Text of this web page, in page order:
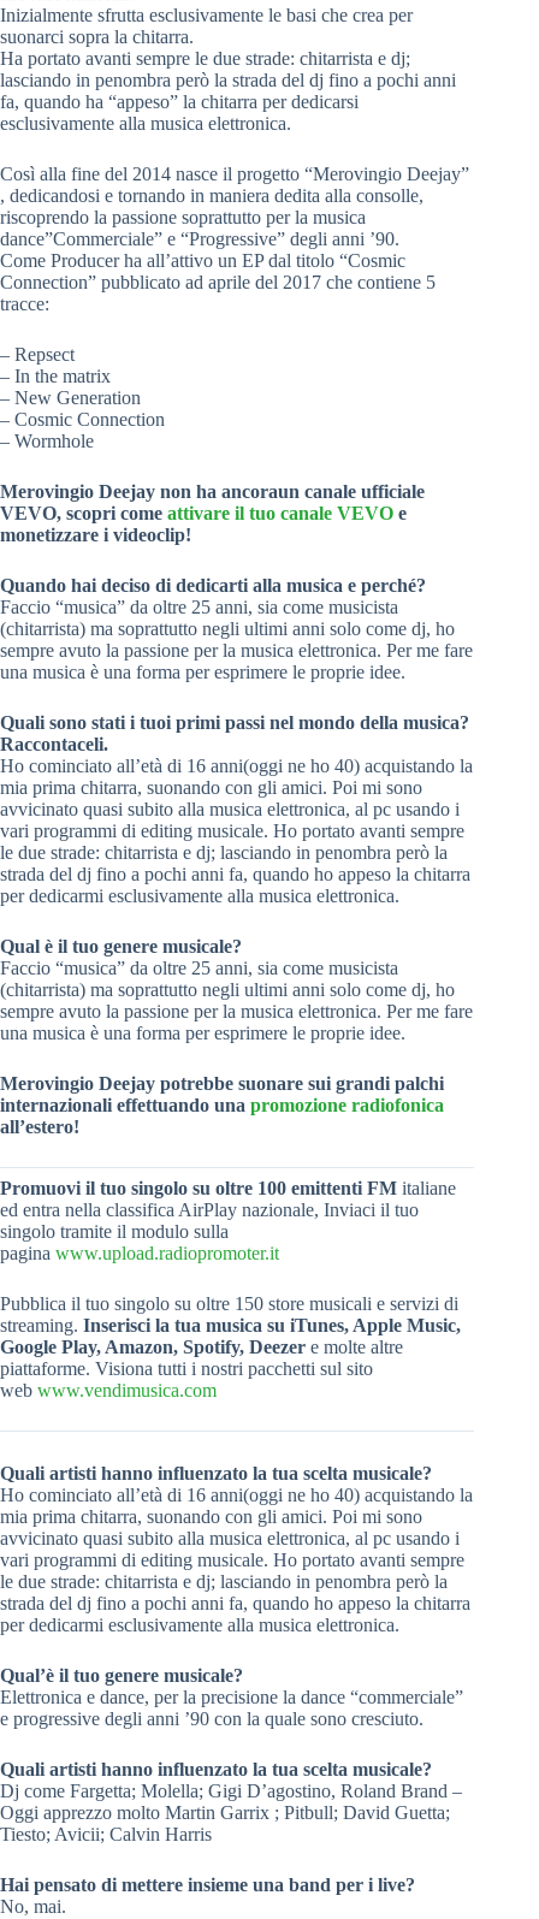
Inizialmente sfrutta esclusivamente le basi che crea per
suonarci sopra la chitarra.
Ha portato avanti sempre le due strade: chitarrista e dj;
lasciando in penombra però la strada del dj fino a pochi anni
fa, quando ha “appeso” la chitarra per dedicarsi
esclusivamente alla musica elettronica.
Così alla fine del 2014 nasce il progetto “Merovingio Deejay”
, dedicandosi e tornando in maniera dedita alla consolle,
riscoprendo la passione soprattutto per la musica
dance”Commerciale” e “Progressive” degli anni ’90.
Come Producer ha all’attivo un EP dal titolo “Cosmic
Connection” pubblicato ad aprile del 2017 che contiene 5
tracce:
– Repsect
– In the matrix
– New Generation
– Cosmic Connection
– Wormhole
Merovingio Deejay non ha ancoraun canale ufficiale
VEVO, scopri come attivare il tuo canale VEVO e
monetizzare i videoclip!
Quando hai deciso di dedicarti alla musica e perché?
Faccio “musica” da oltre 25 anni, sia come musicista
(chitarrista) ma soprattutto negli ultimi anni solo come dj, ho
sempre avuto la passione per la musica elettronica. Per me fare
una musica è una forma per esprimere le proprie idee.
Quali sono stati i tuoi primi passi nel mondo della musica?
Raccontaceli.
Ho cominciato all’età di 16 anni(oggi ne ho 40) acquistando la
mia prima chitarra, suonando con gli amici. Poi mi sono
avvicinato quasi subito alla musica elettronica, al pc usando i
vari programmi di editing musicale. Ho portato avanti sempre
le due strade: chitarrista e dj; lasciando in penombra però la
strada del dj fino a pochi anni fa, quando ho appeso la chitarra
per dedicarmi esclusivamente alla musica elettronica.
Qual è il tuo genere musicale?
Faccio “musica” da oltre 25 anni, sia come musicista
(chitarrista) ma soprattutto negli ultimi anni solo come dj, ho
sempre avuto la passione per la musica elettronica. Per me fare
una musica è una forma per esprimere le proprie idee.
Merovingio Deejay potrebbe suonare sui grandi palchi
internazionali effettuando una promozione radiofonica
all’estero!
Promuovi il tuo singolo su oltre 100 emittenti FM italiane
ed entra nella classifica AirPlay nazionale, Inviaci il tuo
singolo tramite il modulo sulla
pagina www.upload.radiopromoter.it
Pubblica il tuo singolo su oltre 150 store musicali e servizi di
streaming. Inserisci la tua musica su iTunes, Apple Music,
Google Play, Amazon, Spotify, Deezer e molte altre
piattaforme. Visiona tutti i nostri pacchetti sul sito
web www.vendimusica.com
Quali artisti hanno influenzato la tua scelta musicale?
Ho cominciato all’età di 16 anni(oggi ne ho 40) acquistando la
mia prima chitarra, suonando con gli amici. Poi mi sono
avvicinato quasi subito alla musica elettronica, al pc usando i
vari programmi di editing musicale. Ho portato avanti sempre
le due strade: chitarrista e dj; lasciando in penombra però la
strada del dj fino a pochi anni fa, quando ho appeso la chitarra
per dedicarmi esclusivamente alla musica elettronica.
Qual’è il tuo genere musicale?
Elettronica e dance, per la precisione la dance “commerciale”
e progressive degli anni ’90 con la quale sono cresciuto.
Quali artisti hanno influenzato la tua scelta musicale?
Dj come Fargetta; Molella; Gigi D’agostino, Roland Brand –
Oggi apprezzo molto Martin Garrix ; Pitbull; David Guetta;
Tiesto; Avicii; Calvin Harris
Hai pensato di mettere insieme una band per i live?
No, mai.